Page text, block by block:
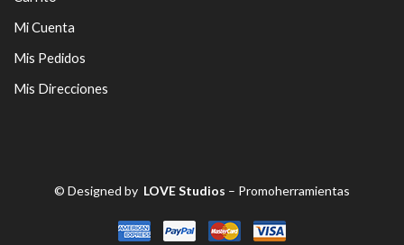
Mi Cuenta
Mis Pedidos
Mis Direcciones
© Designed by LOVE Studios – Promoherramientas